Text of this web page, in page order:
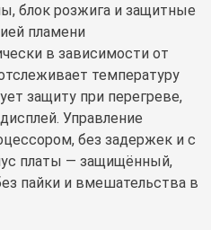
блок розжига и защитные
пламени
в зависимости от
температуру
защиту при перегреве,
Управление
без задержек и с
платы — защищённый,
пайки и вмешательства в